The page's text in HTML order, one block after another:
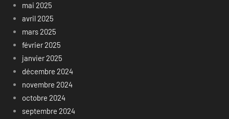
mai 2025
avril 2025
mars 2025
février 2025
janvier 2025
décembre 2024
novembre 2024
octobre 2024
septembre 2024